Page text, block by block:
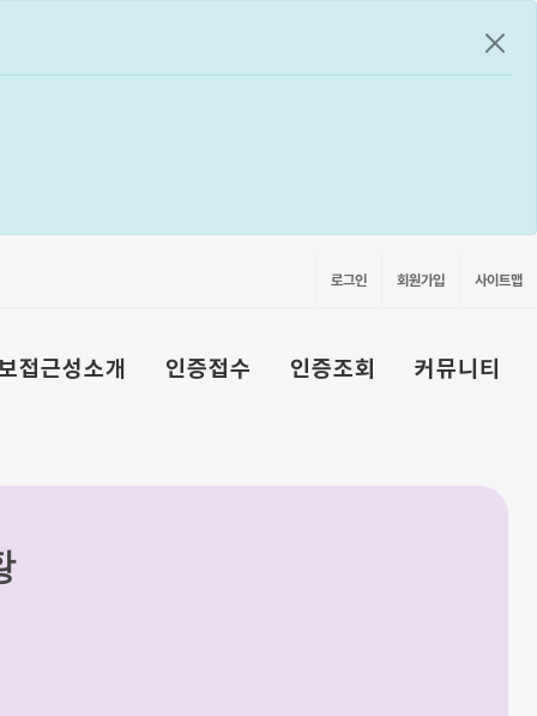
공지
로그인 회원가입 사이트맵
접근성소개 인증접수 인증조회 커뮤니티